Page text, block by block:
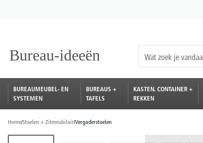
BUREAUMEUBEL- EN
SYSTEMEN
BUREAUS +
TAFELS
KASTEN, CONTAINER +
REKKEN
Home/Stoelen + Zitmeubilair/Vergaderstoelen